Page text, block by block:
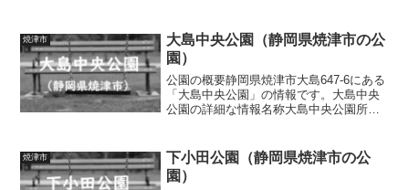
コ、砂場、ベンチトイレの有無なし車椅
子対応...
焼津市
大島中央公園（静岡県焼津市の公
園）
公園の概要静岡県焼津市大島647-6にある
「大島中央公園」の情報です。大島中央
公園の詳細な情報名称大島中央公園所在
具、ベンチ、水道トイレの有無あり車椅
子対応...
焼津市
下小田公園（静岡県焼津市の公
園）